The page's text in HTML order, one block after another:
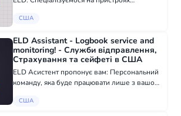
послуги з аудиту водіїв. Ось як ми можемо
Допомога пр...
США
ELD Assistant - Logbook service and
monitoring! - Служби відправлення,
Страхування та сейфеті в США
ELD Асистент пропонує вам: Персональний
команду, яка буде працювати лише з вашою
safety score Моніторинг Підготовка до аудиту
США